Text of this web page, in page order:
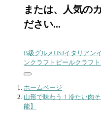
象:
または、人気の
ださい...
B級グルメUSJイタリアン
ンクラフトビールクラフ
ホームページ
山形で味わう！冷たい肉
能】